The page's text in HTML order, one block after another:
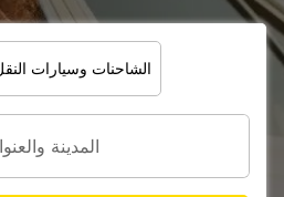
الشاحنات وسيارات